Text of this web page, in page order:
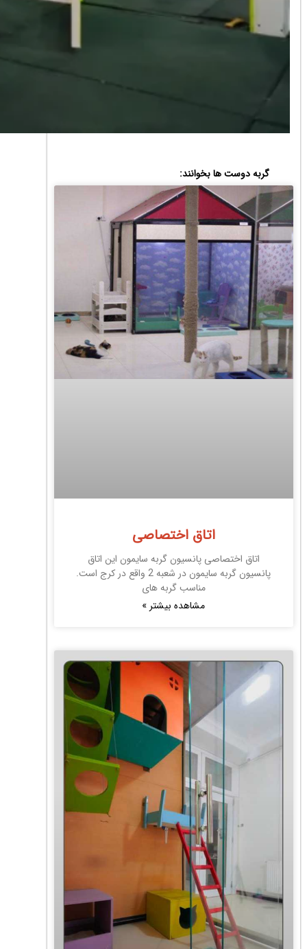
گربه دوست ها بخوانند:
اتاق اختصاصی
اتاق اختصاصی پانسیون گربه سایمون این اتاق
پانسیون گربه سایمون در شعبه 2 واقع در کرج است.
مناسب گربه های
مشاهده بیشتر »